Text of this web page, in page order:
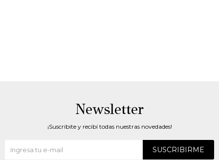
Newsletter
¡Suscribite y recibí todas nuestras novedades!
SUSCRIBIRME